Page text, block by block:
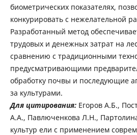
биометрических показателях,
конкурировать с нежелательной
Разработанный метод
трудовых и денежных затрат на
сравнению с традиционными
предусматривающими
обработку почвы и последующие
за культурами.
Для цитирования: Егоров А.Б.,
А.А., Павлюченкова Л.Н.,
культур ели с применением